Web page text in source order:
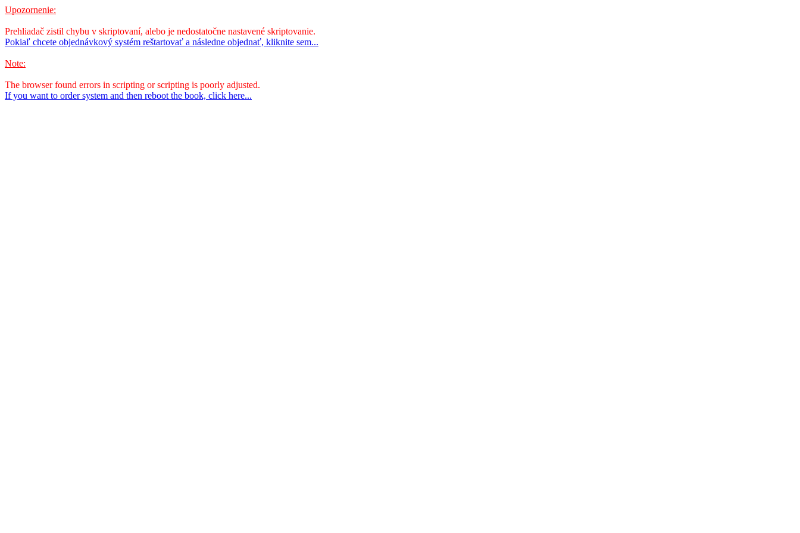
Upozornenie:
Prehliadač zistil chybu v skriptovaní, alebo je nedostatočne nastavené skriptovanie.
Pokiaľ chcete objednávkový systém reštartovať a následne objednať, kliknite sem...
Note:
The browser found errors in scripting or scripting is poorly adjusted.
If you want to order system and then reboot the book, click here...